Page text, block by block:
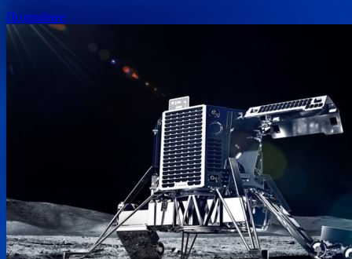
Подробнее